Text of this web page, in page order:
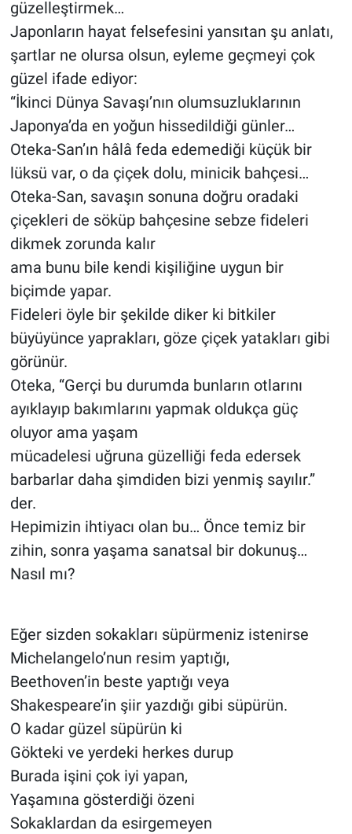
güzelleştirmek…
Japonların hayat felsefesini yansıtan şu anlatı,
şartlar ne olursa olsun, eyleme geçmeyi çok
güzel ifade ediyor:
“İkinci Dünya Savaşı’nın olumsuzluklarının
Japonya’da en yoğun hissedildiği günler…
Oteka-San’ın hâlâ feda edemediği küçük bir
lüksü var, o da çiçek dolu, minicik bahçesi…
Oteka-San, savaşın sonuna doğru oradaki
çiçekleri de söküp bahçesine sebze fideleri
dikmek zorunda kalır
ama bunu bile kendi kişiliğine uygun bir
biçimde yapar.
Fideleri öyle bir şekilde diker ki bitkiler
büyüyünce yaprakları, göze çiçek yatakları gibi
görünür.
Oteka, “Gerçi bu durumda bunların otlarını
ayıklayıp bakımlarını yapmak oldukça güç
oluyor ama yaşam
mücadelesi uğruna güzelliği feda edersek
barbarlar daha şimdiden bizi yenmiş sayılır.”
der.
Hepimizin ihtiyacı olan bu… Önce temiz bir
zihin, sonra yaşama sanatsal bir dokunuş…
Nasıl mı?
Eğer sizden sokakları süpürmeniz istenirse
Michelangelo’nun resim yaptığı,
Beethoven’in beste yaptığı veya
Shakespeare’in şiir yazdığı gibi süpürün.
O kadar güzel süpürün ki
Gökteki ve yerdeki herkes durup
Burada işini çok iyi yapan,
Yaşamına gösterdiği özeni
Sokaklardan da esirgemeyen